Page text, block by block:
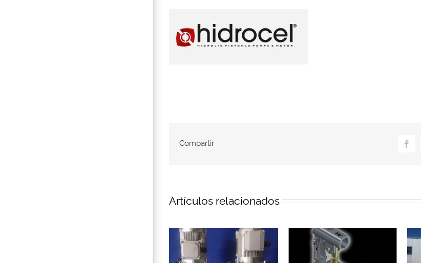
Compartir
Artículos relacionados